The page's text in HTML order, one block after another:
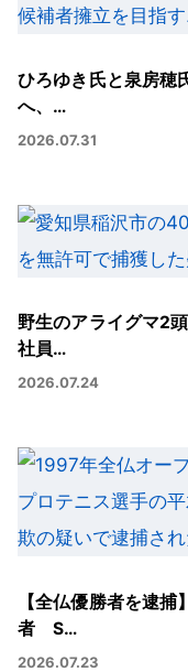
ひろゆき氏と泉房
へ、…
2026.07.31
野生のアライグマ2
社員…
2026.07.24
【全仏優勝者を逮
者 S…
2026.07.23